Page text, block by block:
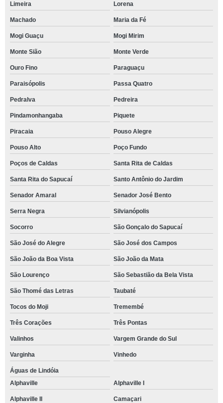
Limeira Lorena
Machado Maria da Fé
Mogi Guaçu Mogi Mirim
Monte Sião Monte Verde
Ouro Fino Paraguaçu
Paraisópolis Passa Quatro
Pedralva Pedreira
Pindamonhangaba Piquete
Piracaia Pouso Alegre
Pouso Alto Poço Fundo
Poços de Caldas Santa Rita de Caldas
Santa Rita do Sapucaí Santo Antônio do Jardim
Senador Amaral Senador José Bento
Serra Negra Silvianópolis
Socorro São Gonçalo do Sapucaí
São José do Alegre São José dos Campos
São João da Boa Vista São João da Mata
São Lourenço São Sebastião da Bela Vista
São Thomé das Letras Taubaté
Tocos do Moji Tremembé
Três Corações Três Pontas
Valinhos Vargem Grande do Sul
Varginha Vinhedo
Águas de Lindóia
Alphaville
Alphaville I
Alphaville II Camaçari